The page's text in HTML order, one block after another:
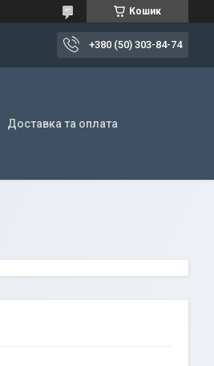
Кошик
+380 (50) 303-84-74
Доставка та оплата